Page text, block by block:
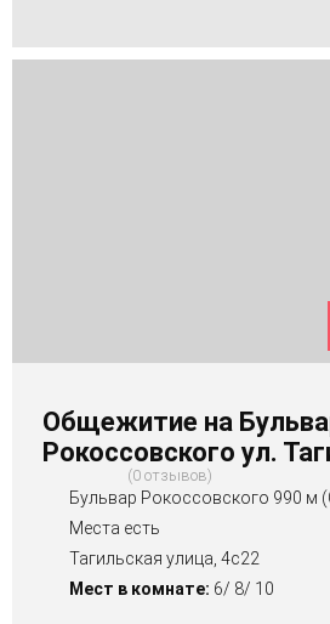
Общежитие на
Рокоссовского ул.
0 отзывов
Бульвар Рокоссовского 990 м
Места есть
Тагильская улица, 4с22
Мест в комнате: 6/ 8/ 10